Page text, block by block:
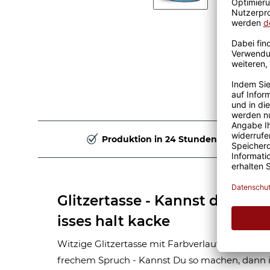
Produktion in 24 Stunden
Glitzertasse - Kannst du so
isses halt kacke
Witzige Glitzertasse mit Farbverlauf aus
frechem Spruch - Kannst Du so machen, dann